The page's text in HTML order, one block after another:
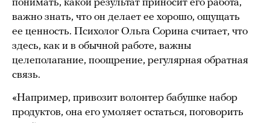
понимать, какой результат приносит его работа,
важно знать, что он делает ее хорошо, ощущать
ее ценность. Психолог Ольга Сорина считает, что
здесь, как и в обычной работе, важны
целеполагание, поощрение, регулярная обратная
связь.
«Например, привозит волонтер бабушке набор
продуктов, она его умоляет остаться, поговорить